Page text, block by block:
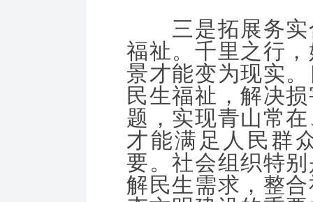
三是拓展务实
福祉。千里之行
景才能变为现实
民生福祉，解决
题，实现青山常
才能满足人民群
要。社会组织特
解民生需求，整